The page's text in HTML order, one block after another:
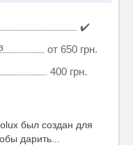
✔️
от 650 грн.
400 грн.
был создан для
дарить...